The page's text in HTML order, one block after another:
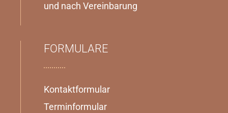
und nach Vereinbarung
FORMULARE
Kontaktformular
Terminformular